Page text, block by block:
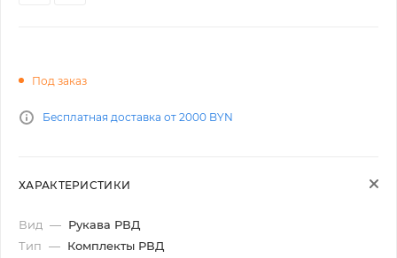
Под заказ
Бесплатная доставка от 2000 BYN
ХАРАКТЕРИСТИКИ
Вид — Рукава РВД
Тип — Комплекты РВД